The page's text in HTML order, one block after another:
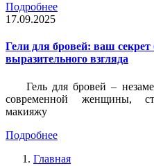
Подробнее
17.09.2025
Гели для бровей: ваш
выразительного взгляда
Гель для бровей –
современной женщины,
макияжу
Подробнее
Главная